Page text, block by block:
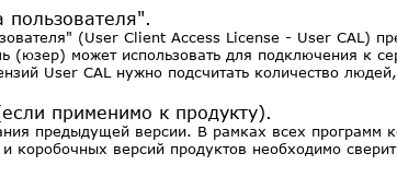
пользователя".
(User Client Access License - User CAL)
(юзер) может использовать для подключения к
User CAL нужно подсчитать количество
применимо к продукту).
предыдущей версии. В рамках всех программ
коробочных версий продуктов необходимо